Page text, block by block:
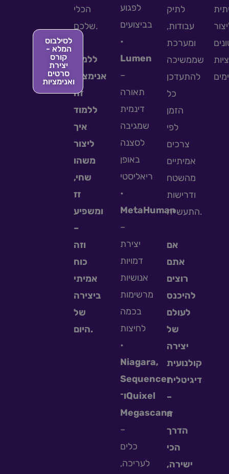
לסילבוס
המלא -
קורס
יצירת
סרטים
ואנימציות
הכלי
שלכם.
ללמוד
אנימציה
זה
ללמוד
איך
ליצור
משהו
שחי,
זז
ומשפיע
–
וזה
כוח
אמיתי
ביצירה
של
היום.
לפגוע
בביצועים
•
Lumen
–
תאורה
דינמית
שמגיבה
לסצנה
באופן
ריאליסטי
•
MetaHuman
–
יצירת
דמויות
אנושיות
מרשימות
בכמה
לחיצות
•
Niagara,
Sequencer
ו־Quixel
Megascans
–
כלים
לעריכה,
לתיק
עבודות,
ומערכת
שממשיכה
להתעדכן
כל
הזמן
לפי
צרכים
אמיתיים
מהשטח
ודרישות
התעשייה.
אם
אתם
רוצים
להיכנס
לעולם
של
יצירה
קולנועית
דיגיטלית
–
זו
הדרך
הכי
ישירה,